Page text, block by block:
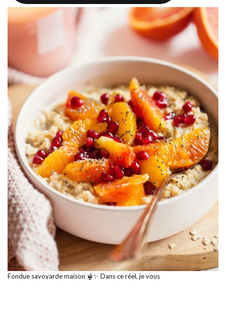
Fondue savoyarde maison 🫕✨ Dans ce réel, je vous